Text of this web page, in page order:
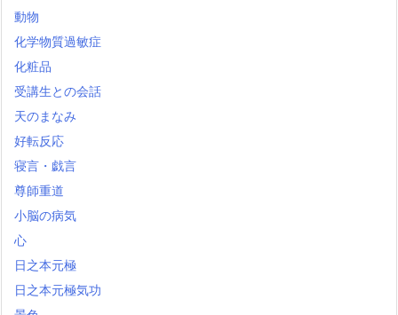
動物
化学物質過敏症
化粧品
受講生との会話
天のまなみ
好転反応
寝言・戯言
尊師重道
小脳の病気
心
日之本元極
日之本元極気功